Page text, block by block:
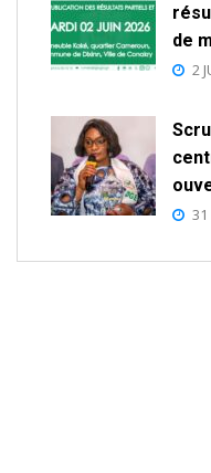
de
2
31